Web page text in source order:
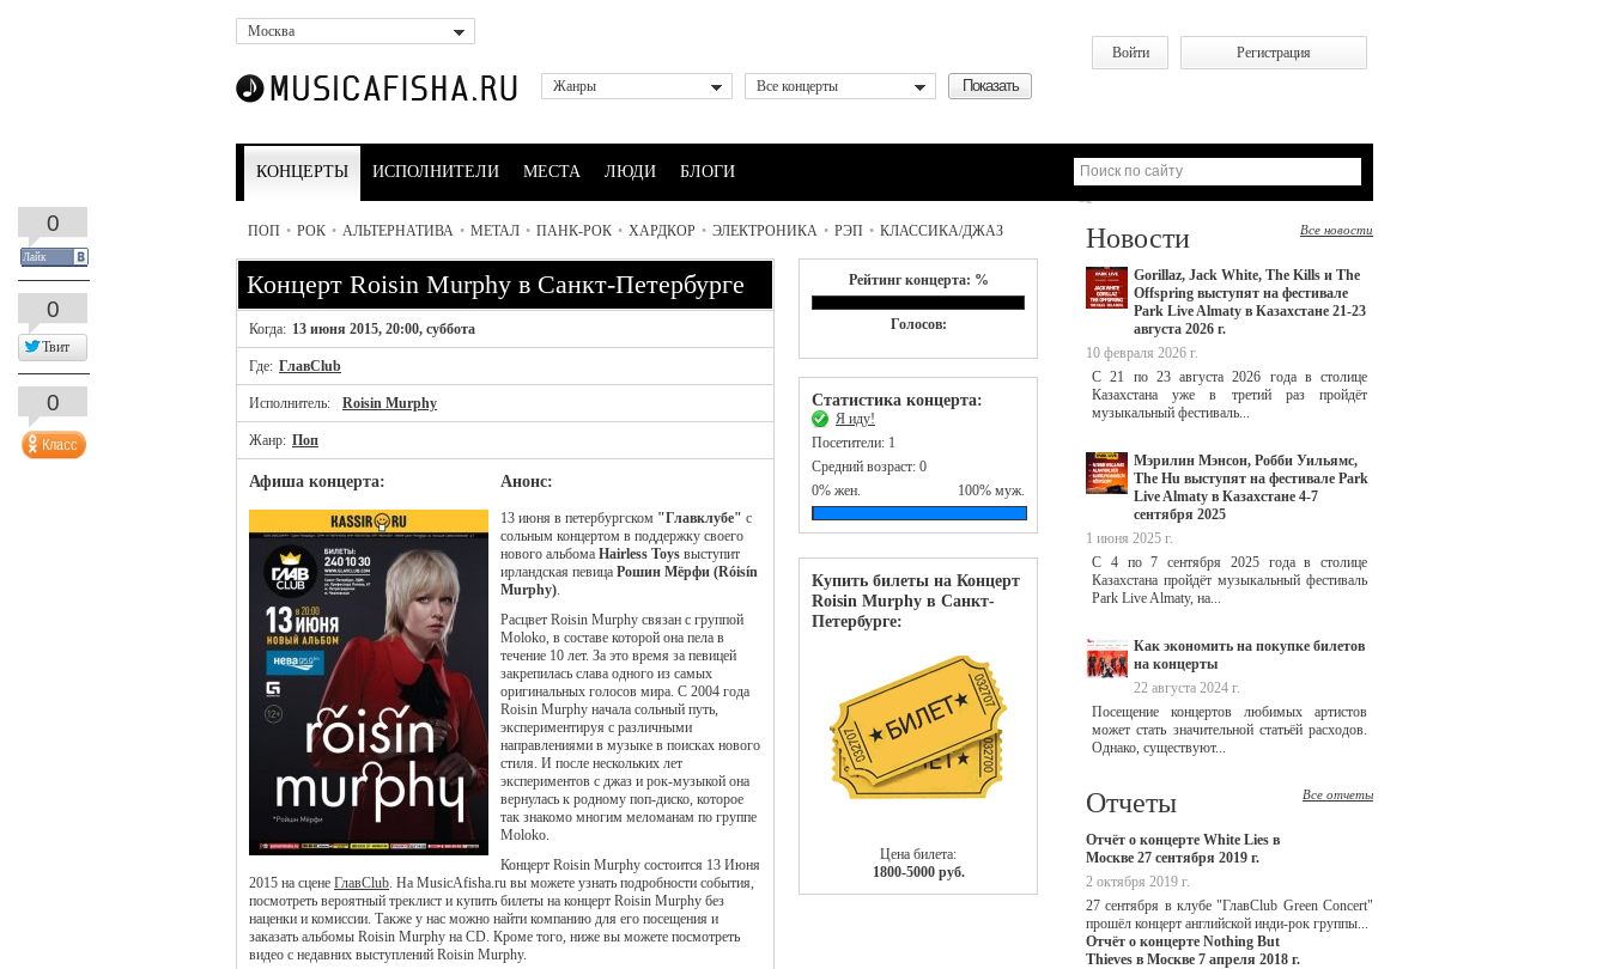
Москва
Войти
Регистрация
Жанры
Все концерты
КОНЦЕРТЫ ИСПОЛНИТЕЛИ МЕСТА ЛЮДИ БЛОГИ
ПОП • РОК • АЛЬТЕРНАТИВА • МЕТАЛ • ПАНК-РОК • ХАРДКОР • ЭЛЕКТРОНИКА • РЭП • КЛАССИКА/ДЖАЗ
Рейтинг концерта: %
Голосов:
Статистика концерта:
Я иду!
Посетители: 1
Средний возраст: 0
0% жен.
100% муж.
Купить билеты на Концерт
Roisin Murphy в Санкт-
Петербурге:
Цена билета:
1800-5000 руб.
Концерт Roisin Murphy в Санкт-Петербурге
Когда: 13 июня 2015, 20:00, суббота
Где: ГлавClub
Исполнитель: Roisin Murphy
Жанр: Поп
Афиша концерта: Анонс:
13 июня в петербургском "Главклубе" с
сольным концертом в поддержку своего
нового альбома Hairless Toys выступит
ирландская певица Рошин Мёрфи (Róisín
Murphy).
Расцвет Roisin Murphy связан с группой
Moloko, в составе которой она пела в
течение 10 лет. За это время за певицей
закрепилась слава одного из самых
оригинальных голосов мира. С 2004 года
Roisin Murphy начала сольный путь,
экспериментируя с различными
направлениями в музыке в поисках нового
стиля. И после нескольких лет
экспериментов с джаз и рок-музыкой она
вернулась к родному поп-диско, которое
так знакомо многим меломанам по группе
Moloko.
Концерт Roisin Murphy состоится 13 Июня
2015 на сцене ГлавClub. На MusicAfisha.ru вы можете узнать подробности события,
посмотреть вероятный треклист и купить билеты на концерт Roisin Murphy без
наценки и комиссии. Также у нас можно найти компанию для его посещения и
заказать альбомы Roisin Murphy на CD. Кроме того, ниже вы можете посмотреть
видео с недавних выступлений Roisin Murphy.
Новости Все новости
Gorillaz, Jack White, The Kills и The
Offspring выступят на фестивале
Park Live Almaty в Казахстане 21-23
августа 2026 г.
10 февраля 2026 г.
С 21 по 23 августа 2026 года в столице
Казахстана уже в третий раз пройдёт
музыкальный фестиваль...
Мэрилин Мэнсон, Робби Уильямс,
The Hu выступят на фестивале Park
Live Almaty в Казахстане 4-7
сентября 2025
1 июня 2025 г.
С 4 по 7 сентября 2025 года в столице
Казахстана пройдёт музыкальный фестиваль
Park Live Almaty, на...
Как экономить на покупке билетов
на концерты
22 августа 2024 г.
Посещение концертов любимых артистов
может стать значительной статьёй расходов.
Однако, существуют...
Отчеты Все отчеты
Отчёт о концерте White Lies в
Москве 27 сентября 2019 г.
2 октября 2019 г.
27 сентября в клубе "ГлавClub Green Concert"
прошёл концерт английской инди-рок группы...
Отчёт о концерте Nothing But
Thieves в Москве 7 апреля 2018 г.
0
Лайк
0
Твит
0